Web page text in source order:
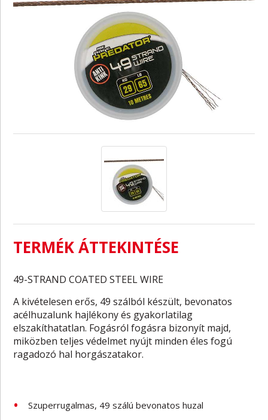
TERMÉK ÁTTEKINTÉSE
49-STRAND COATED STEEL WIRE
A kivételesen erős, 49 szálból készült, bevonatos
acélhuzalunk hajlékony és gyakorlatilag
elszakíthatatlan. Fogásról fogásra bizonyít majd,
miközben teljes védelmet nyújt minden éles fogú
ragadozó hal horgászatakor.
Szuperrugalmas, 49 szálú bevonatos huzal